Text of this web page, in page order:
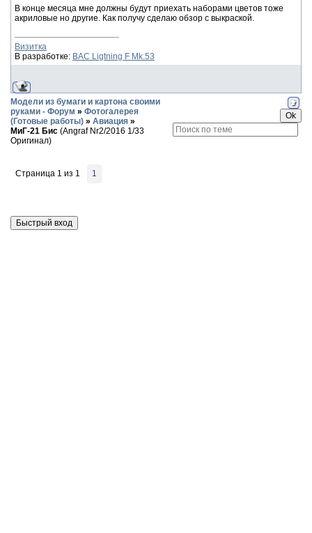
В конце месяца мне должны будут приехать наборами цветов тоже
акриловые но другие. Как получу сделаю обзор с выкраской.
Визитка
В разработке: BAC Ligtning F Mk.53
Модели из бумаги и картона своими
руками - Форум » Фотогалерея
(Готовые работы) » Авиация »
МиГ-21 Бис (Angraf Nr2/2016 1/33
Оригинал)
Страница 1 из 1 1